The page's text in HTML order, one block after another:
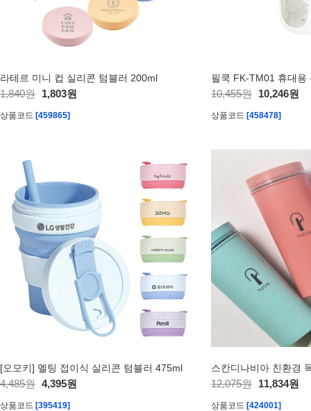
라테르 미니 컵 실리콘 텀블러 200ml
1,840원 1,803원
상품코드 [459865]
필쿡 FK-TM01 휴대용
10,455원 10,246원
상품코드 [458478]
[오모키] 멜팅 접이식 실리콘 텀블러 475ml
4,485원 4,395원
상품코드 [395419]
12,075원 11,834원
상품코드 [424001]